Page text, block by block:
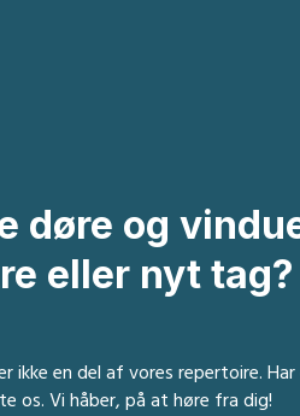
døre og
eller nyt tag?
ikke en del af vores repertoire.
os. Vi håber, på at høre fra dig!